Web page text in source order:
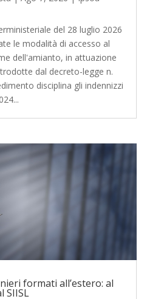
del 28 luglio 2026
le modalità di accesso al
dell'amianto, in attuazione
dal decreto-legge n.
disciplina gli indennizzi
formati all’estero: al
SIISL